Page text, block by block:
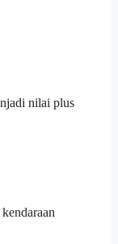
nilai plus